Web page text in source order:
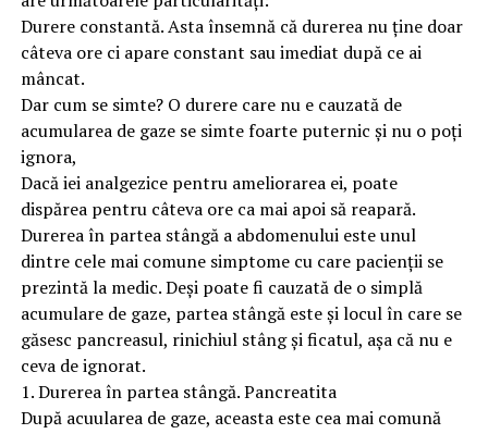
Durere constantă. Asta însemnă că durerea nu ține doar
câteva ore ci apare constant sau imediat după ce ai
mâncat.
Dar cum se simte? O durere care nu e cauzată de
acumularea de gaze se simte foarte puternic și nu o poți
ignora,
Dacă iei analgezice pentru ameliorarea ei, poate
dispărea pentru câteva ore ca mai apoi să reapară.
Durerea în partea stângă a abdomenului este unul
dintre cele mai comune simptome cu care pacienții se
prezintă la medic. Deși poate fi cauzată de o simplă
acumulare de gaze, partea stângă este și locul în care se
găsesc pancreasul, rinichiul stâng și ficatul, așa că nu e
ceva de ignorat.
1. Durerea în partea stângă. Pancreatita
După acuularea de gaze, aceasta este cea mai comună